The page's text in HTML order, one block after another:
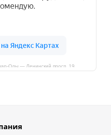
— Ленинский просп.,19